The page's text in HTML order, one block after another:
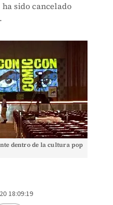
sido cancelado
dentro de la cultura pop
18:09:19